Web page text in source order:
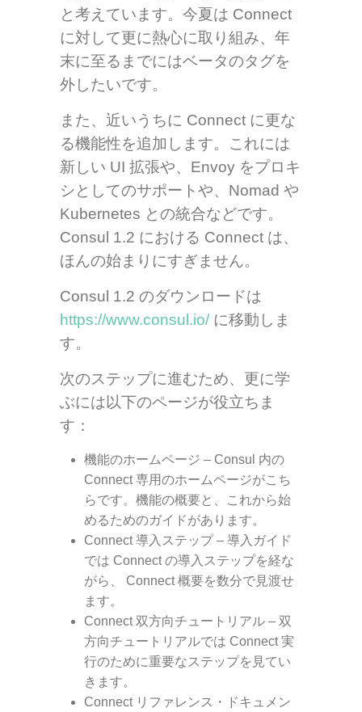
と考えています。今夏は Connect
に対して更に熱心に取り組み、年
末に至るまでにはベータのタグを
外したいです。
また、近いうちに Connect に更な
る機能性を追加します。これには
新しい UI 拡張や、Envoy をプロキ
シとしてのサポートや、Nomad や
Kubernetes との統合などです。
Consul 1.2 における Connect は、
ほんの始まりにすぎません。
Consul 1.2 のダウンロードは
https://www.consul.io/ に移動しま
す。
次のステップに進むため、更に学
ぶには以下のページが役立ちま
す：
機能のホームページ – Consul 内の
Connect 専用のホームページがこち
らです。機能の概要と、これから始
めるためのガイドがあります。
Connect 導入ステップ– 導入ガイド
では Connect の導入ステップを経な
がら、 Connect 概要を数分で見渡せ
ます。
Connect 双方向チュートリアル – 双
方向チュートリアルでは Connect 実
行のために重要なステップを見てい
きます。
Connect リファレンス・ドキュメン